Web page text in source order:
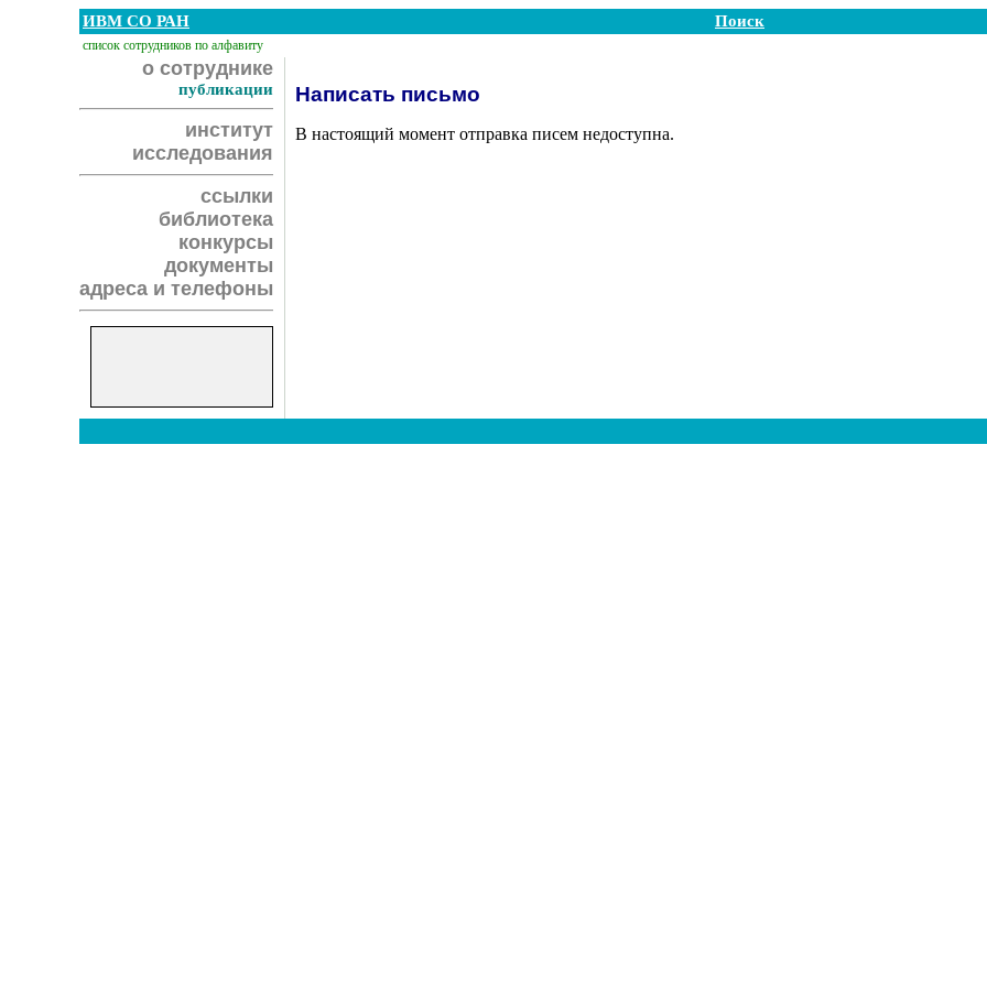
ИВМ СО РАН Поиск
список сотрудников по алфавиту
о сотруднике
публикации
институт
исследования
ссылки
библиотека
конкурсы
документы
адреса и телефоны
Написать письмо
В настоящий момент отправка писем недоступна.